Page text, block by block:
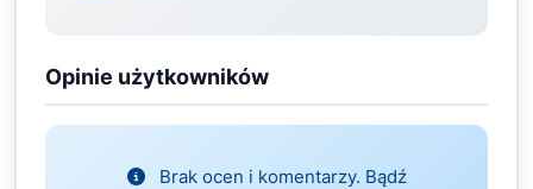
Opinie użytkowników
Brak ocen i komentarzy. Bądź